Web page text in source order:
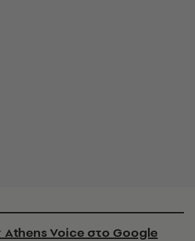
Athens Voice στο Google